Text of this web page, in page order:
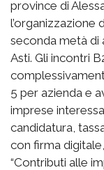
province di
l’organizzazione
seconda metà di
Asti. Gli incontri
5 per azienda e
imprese
candidatura,
con firma
“Contributi alle